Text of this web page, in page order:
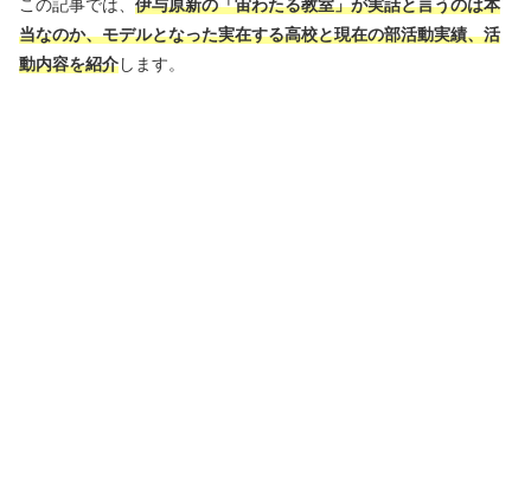
この記事では、 伊与原新の「宙わたる教室」が実話と言うのは本
当なのか、モデルとなった実在する高校と現在の部活動実績、活
動内容を紹介します。